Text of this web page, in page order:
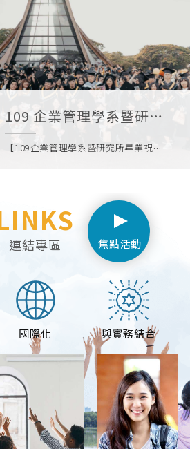
109 企業管理學系暨研究
所畢業祝福禮
【109企業管理學系暨研究所畢業祝福
攝)https://reurl.cc/Nj8O9Q(2B蕭任傑
同學拍攝)
焦點活動
連結專區
國際化 與實務結合